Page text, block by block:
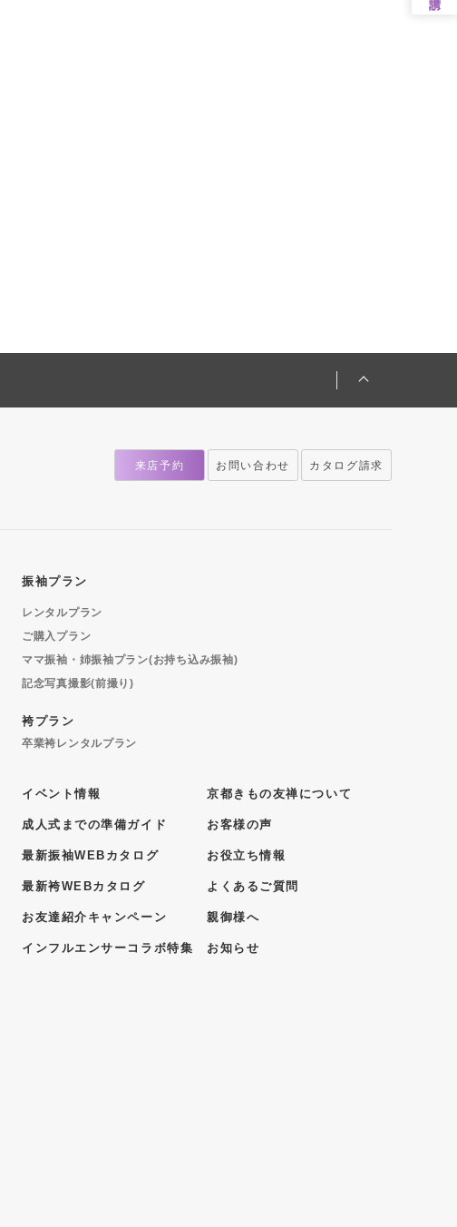
来店予約 お問い合わせ カタログ請求
振袖プラン
レンタルプラン
ご購入プラン
ママ振袖・姉振袖プラン(お持ち込み振袖)
記念写真撮影(前撮り)
袴プラン
卒業袴レンタルプラン
イベント情報
成人式までの準備ガイド
最新振袖WEBカタログ
最新袴WEBカタログ
お友達紹介キャンペーン
インフルエンサーコラボ特集
京都きもの友禅について
お客様の声
お役立ち情報
よくあるご質問
親御様へ
お知らせ